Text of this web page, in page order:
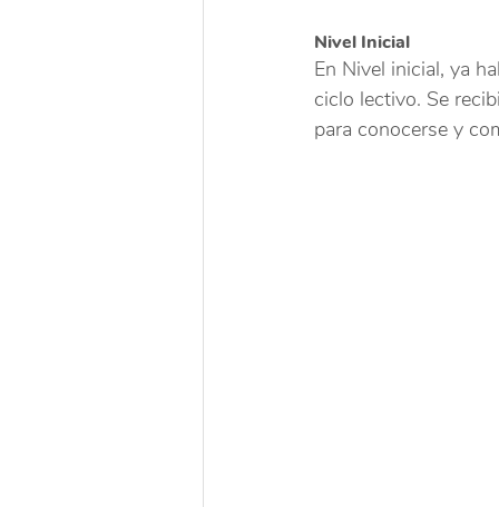
Nivel Inicial
En Nivel inicial, ya
ciclo lectivo. Se
para conocerse y